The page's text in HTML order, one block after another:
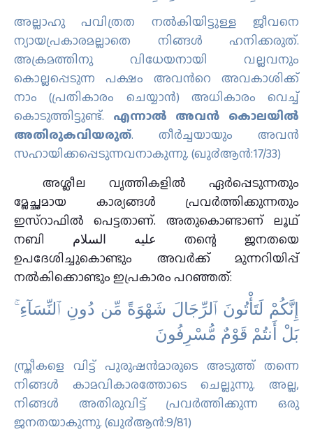
അല്ലാഹു പവിത്രത നല്‍കിയിട്ടുള്ള ജീവനെ
ന്യായപ്രകാരമല്ലാതെ നിങ്ങള്‍ ഹനിക്കരുത്‌.
അക്രമത്തിനു വിധേയനായി വല്ലവനും
കൊല്ലപ്പെടുന്ന പക്ഷം അവന്‍റെ അവകാശിക്ക്
നാം (പ്രതികാരം ചെയ്യാന്‍) അധികാരം വെച്ച്
കൊടുത്തിട്ടുണ്ട്‌. എന്നാല്‍ അവന്‍ കൊലയില്‍
അതിരുകവിയരുത്‌. തീര്‍ച്ചയായും അവന്‍
സഹായിക്കപ്പെടുന്നവനാകുന്നു. (ഖു൪ആന്‍:17/33)
അശ്ലീല വൃത്തികളിൽ ഏർപ്പെടുന്നതും
മ്ലേച്ഛമായ കാര്യങ്ങൾ പ്രവർത്തിക്കുന്നതും
ഇസ്‌റാഫിൽ പെട്ടതാണ്. അതുകൊണ്ടാണ് ലൂഥ്
നബി عليه السلام തന്റെ ജനതയെ
ഉപദേശിച്ചുകൊണ്ടും അവർക്ക് മുന്നറിയിപ്പ്
നൽകിക്കൊണ്ടും ഇപ്രകാരം പറഞ്ഞത്:
إِنَّكُمْ لَتَأْتُونَ ٱلرِّجَالَ شَهْوَةً مِّن دُونِ ٱلنِّسَآءِ ۚ
بَلْ أَنتُمْ قَوْمٌ مُّسْرِفُونَ
സ്ത്രീകളെ വിട്ട് പുരുഷന്‍മാരുടെ അടുത്ത് തന്നെ
നിങ്ങള്‍ കാമവികാരത്തോടെ ചെല്ലുന്നു. അല്ല,
നിങ്ങള്‍ അതിരുവിട്ട് പ്രവര്‍ത്തിക്കുന്ന ഒരു
ജനതയാകുന്നു. (ഖു൪ആന്‍:9/81)